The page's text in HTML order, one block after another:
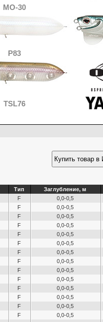
MO-30
P83
TSL76
Купить товар в
Тип Заглубление, м
F 0,0-0,5
F 0,0-0,5
F 0,0-0,5
F 0,0-0,5
F 0,0-0,5
F 0,0-0,5
F 0,0-0,5
F 0,0-0,5
F 0,0-0,5
F 0,0-0,5
F 0,0-0,5
F 0,0-0,5
F 0,0-0,5
F 0,0-0,5